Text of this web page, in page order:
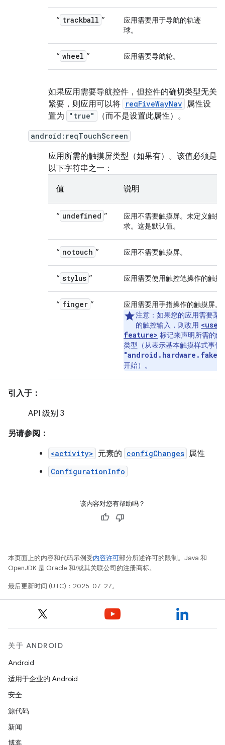
“ trackball ”
应用需要用于导航的轨迹
球。
“ wheel ” 应用需要导航轮。
如果应用需要导航控件，但控件的确切类型无关
紧要，则应用可以将 reqFiveWayNav 属性设
置为
"true" （而不是设置此属性）。
android:reqTouchScreen
应用所需的触摸屏类型（如果有）。该值必须是
以下字符串之一：
值 说明
“ undefined ”
应用不需要触摸屏。未定义触摸
求。这是默认值。
“ notouch ” 应用不需要触摸屏。
“ stylus ” 应用需要使用触控笔操作的触摸
“ finger ”
应用需要用手指操作的触摸屏。
注意： 如果您的应用需要某
的触控输入，则改用
feature> 标记来声明所需的触
类型（从表示基本触摸样式事件
开始）。
引入于：
API 级别 3
另请参阅：
<activity> 元素的 configChanges 属性
ConfigurationInfo
该内容对您有帮助吗？
本页面上的内容和代码示例受内容许可部分所述许可的限制。Java 和
OpenJDK 是 Oracle 和/或其关联公司的注册商标。
最后更新时间 (UTC)：2025-07-27。
关于 ANDROID
Android
适用于企业的 Android
安全
源代码
新闻
博客